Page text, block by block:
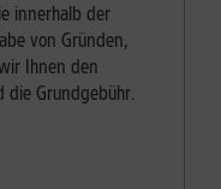
innerhalb der
von Gründen,
Ihnen den
die Grundgebühr.